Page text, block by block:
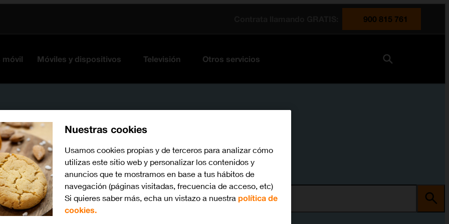
900 815 761
móvil Móviles y dispositivos Televisión Otros servicios
watchOS 11 Busca por problema o tema
Nuestras cookies
Usamos cookies propias y de terceros para analizar cómo
utilizas este sitio web y personalizar los contenidos y
anuncios que te mostramos en base a tus hábitos de
navegación (páginas visitadas, frecuencia de acceso, etc)
Si quieres saber más, echa un vistazo a nuestra política de
cookies.